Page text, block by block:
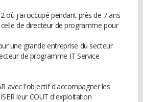
où j'ai occupé pendant près de 7 ans
de directeur de programme pour
une grande entreprise du secteur
de programme IT Service
avec l'objectif d'accompagner les
leur COUT d'exploitation